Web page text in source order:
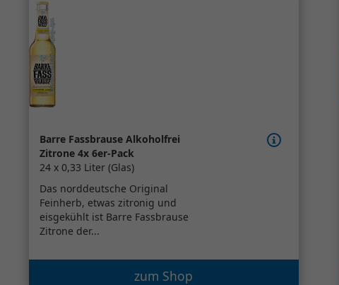
Barre Fassbrause Alkoholfrei
Zitrone 4x 6er-Pack
24 x 0,33 Liter (Glas)
Das norddeutsche Original
Feinherb, etwas zitronig und
eisgekühlt ist Barre Fassbrause
Zitrone der...
zum Shop